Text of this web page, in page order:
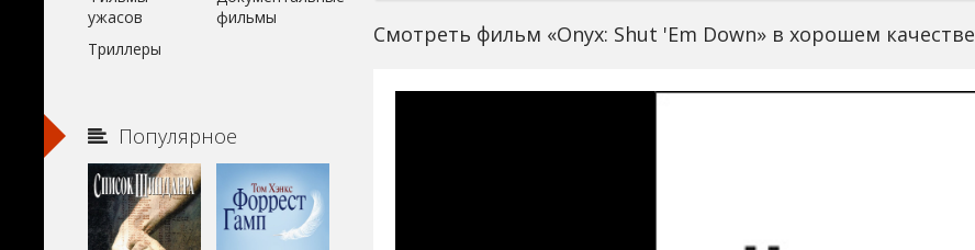
Смотреть фильм «Onyx: Shut 'Em Down» в хорошем качестве
ужасов
фильмы
Триллеры
Популярное